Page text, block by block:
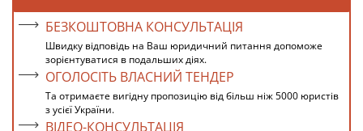
БЕЗКОШТОВНА КОНСУЛЬТАЦІЯ
Швидку відповідь на Ваш юридичний питання допоможе
зорієнтуватися в подальших діях.
ОГОЛОСІТЬ ВЛАСНИЙ ТЕНДЕР
Та отримаєте вигідну пропозицію від більш ніж 5000 юристів
з усієї України.
ВІДЕО-КОНСУЛЬТАЦІЯ